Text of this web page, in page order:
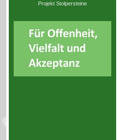
Projekt Stolpersteine